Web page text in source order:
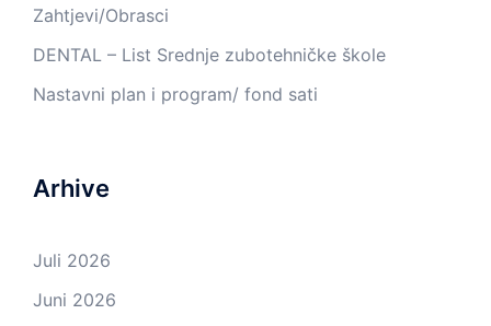
Zahtjevi/Obrasci
DENTAL – List Srednje zubotehničke škole
Nastavni plan i program/ fond sati
Arhive
Juli 2026
Juni 2026